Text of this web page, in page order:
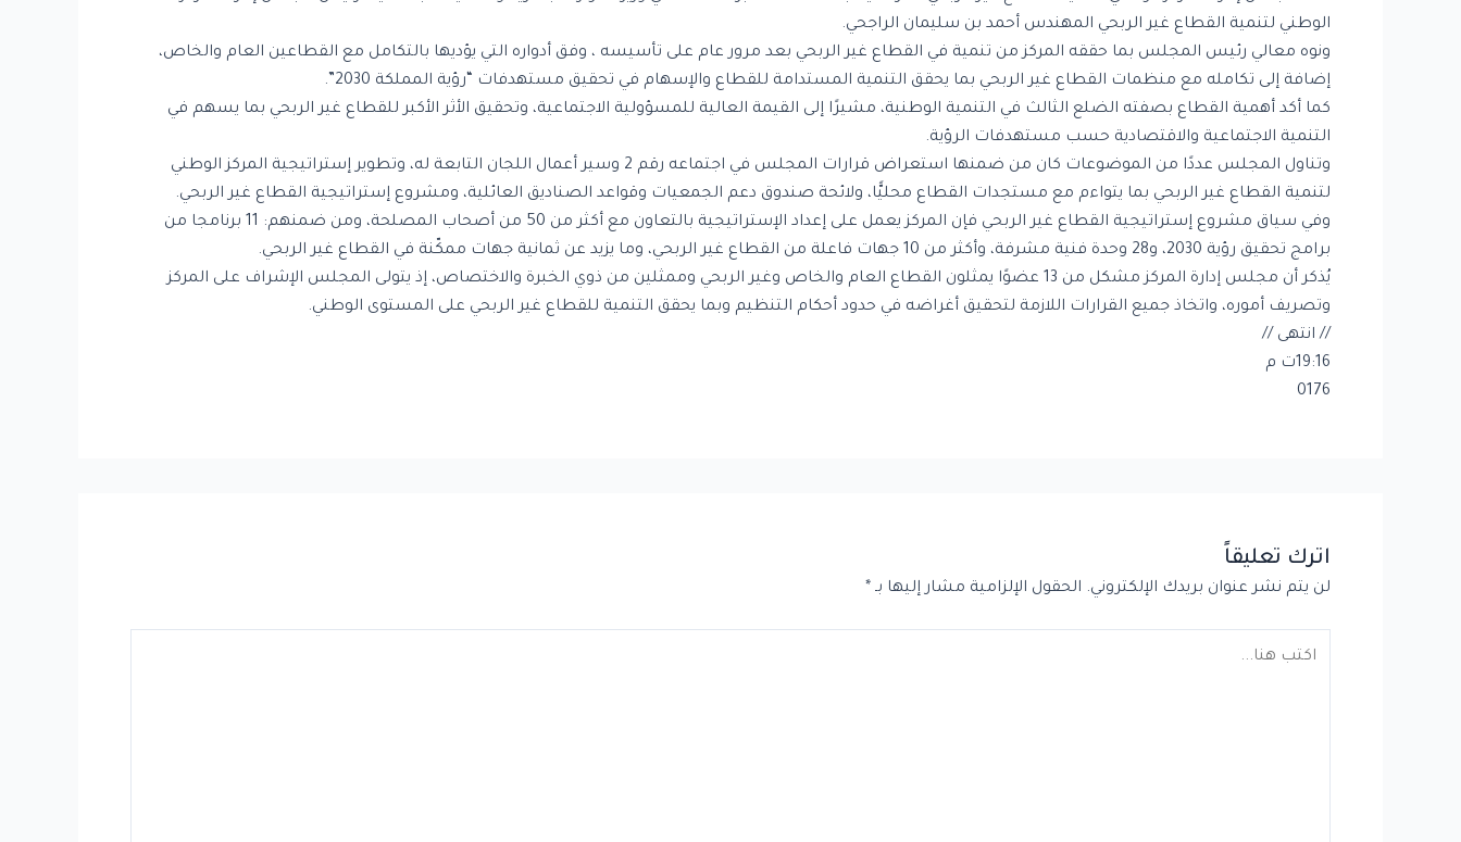
الوطني لتنمية القطاع غير الربحي المهندس أحمد بن سليمان الراجحي.
ونوه معالي رئيس المجلس بما حققه المركز من تنمية في القطاع غير الربحي بعد مرور عام على تأسيسه ، وفق أدواره التي يؤديها بالتكامل مع القطاعين العام والخاص،
إضافة إلى تكامله مع منظمات القطاع غير الربحي بما يحقق التنمية المستدامة للقطاع والإسهام في تحقيق مستهدفات “رؤية المملكة 2030”.
كما أكد أهمية القطاع بصفته الضلع الثالث في التنمية الوطنية، مشيرًا إلى القيمة العالية للمسؤولية الاجتماعية، وتحقيق الأثر الأكبر للقطاع غير الربحي بما يسهم في
التنمية الاجتماعية والاقتصادية حسب مستهدفات الرؤية.
وتناول المجلس عددًا من الموضوعات كان من ضمنها استعراض قرارات المجلس في اجتماعه رقم 2 وسير أعمال اللجان التابعة له، وتطوير إستراتيجية المركز الوطني
لتنمية القطاع غير الربحي بما يتواءم مع مستجدات القطاع محليًّا، ولائحة صندوق دعم الجمعيات وقواعد الصناديق العائلية، ومشروع إستراتيجية القطاع غير الربحي.
وفي سياق مشروع إستراتيجية القطاع غير الربحي فإن المركز يعمل على إعداد الإستراتيجية بالتعاون مع أكثر من 50 من أصحاب المصلحة، ومن ضمنهم: 11 برنامجا من
برامج تحقيق رؤية 2030، و28 وحدة فنية مشرفة، وأكثر من 10 جهات فاعلة من القطاع غير الربحي، وما يزيد عن ثمانية جهات ممكّنة في القطاع غير الربحي.
يُذكر أن مجلس إدارة المركز مشكل من 13 عضوًا يمثلون القطاع العام والخاص وغير الربحي وممثلين من ذوي الخبرة والاختصاص، إذ يتولى المجلس الإشراف على المركز
وتصريف أموره، واتخاذ جميع القرارات اللازمة لتحقيق أغراضه في حدود أحكام التنظيم وبما يحقق التنمية للقطاع غير الربحي على المستوى الوطني.
// انتهى //
19:16ت م
0176
اترك تعليقاً
لن يتم نشر عنوان بريدك الإلكتروني. الحقول الإلزامية مشار إليها بـ *